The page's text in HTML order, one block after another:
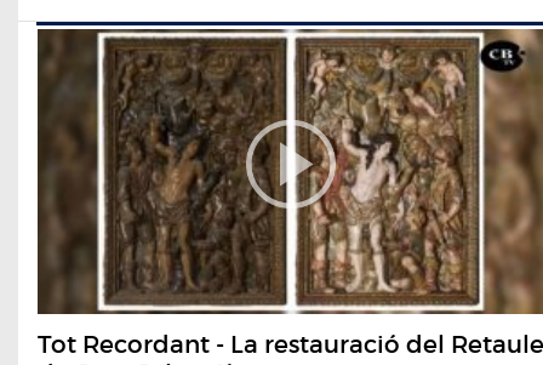
Tot Recordant - La restauració del Retaule